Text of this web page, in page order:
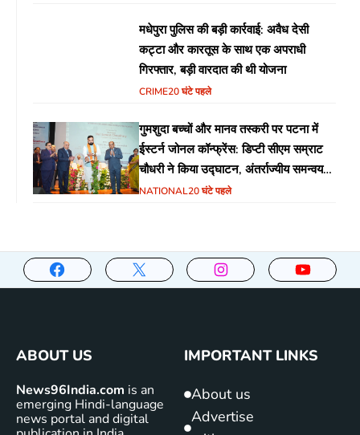
मधेपुरा पुलिस की बड़ी कार्रवाई: अवैध देसी
कट्टा और कारतूस के साथ एक अपराधी
गिरफ्तार, बड़ी वारदात की थी योजना
CRIME20 घंटे पहले
गुमशुदा बच्चों और मानव तस्करी पर पटना में
ईस्टर्न जोनल कॉन्फ्रेंस: डिप्टी सीएम सम्राट
चौधरी ने किया उद्घाटन, अंतर्राज्यीय समन्वय
पर जोर
NATIONAL20 घंटे पहले
ABOUT US
News96India.com is an
emerging Hindi-language
news portal and digital
IMPORTANT LINKS
About us
Advertise